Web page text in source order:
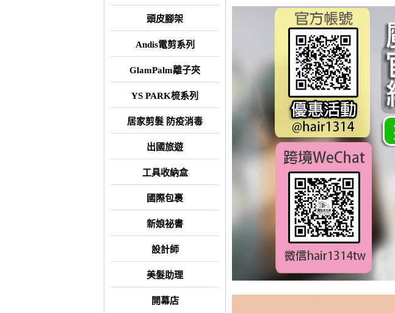
頭皮腳架
Andis電剪系列
GlamPalm離子夾
YS PARK梳系列
居家剪髮 防疫消毒
出國旅遊
工具收納盒
國際包裹
新娘祕書
設計師
美髮助理
開幕店